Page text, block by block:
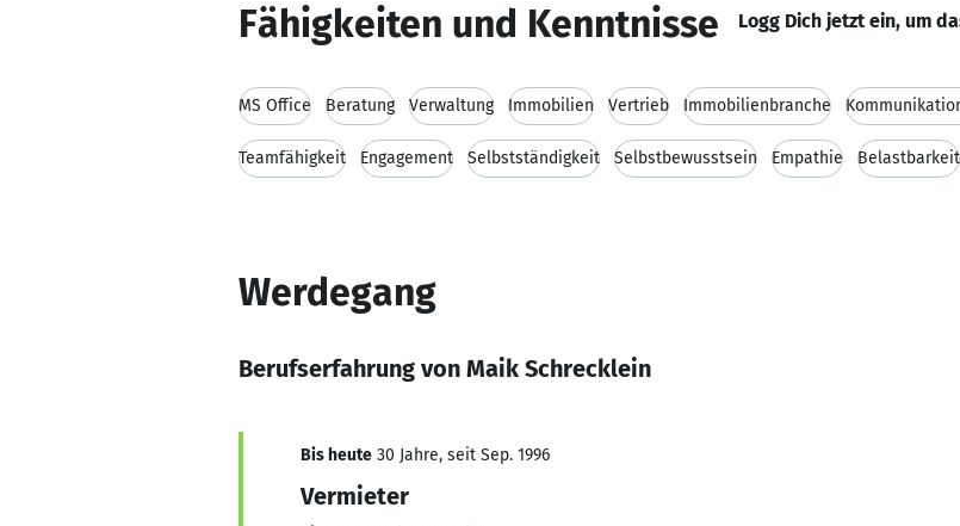
Fähigkeiten und Kenntnisse Logg Dich jetzt ein, um
MS Office Beratung Verwaltung Immobilien Vertrieb Immobilienbranche
Teamfähigkeit Engagement Selbstständigkeit Selbstbewusstsein Empathie Belastbarkeit
Werdegang
Berufserfahrung von Maik Schrecklein
Bis heute 30 Jahre, seit Sep. 1996
Vermieter